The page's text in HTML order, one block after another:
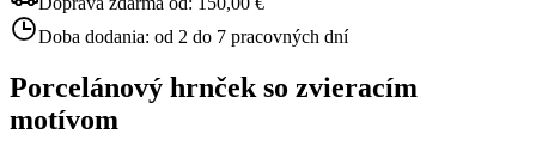
Doba dodania: od 2 do 7 pracovných dní
Porcelánový hrnček so zvieracím
motívom